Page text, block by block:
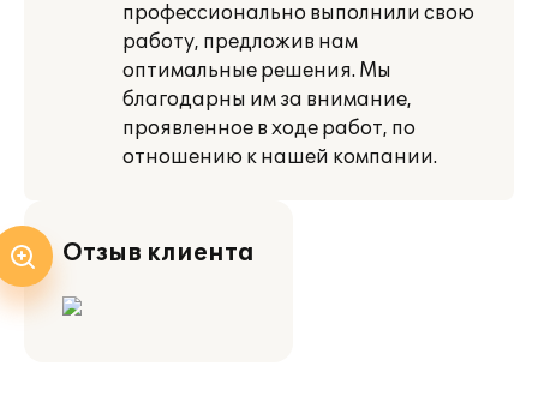
профессионально выполнили свою
работу, предложив нам
оптимальные решения. Мы
благодарны им за внимание,
проявленное в ходе работ, по
отношению к нашей компании.
Отзыв клиента